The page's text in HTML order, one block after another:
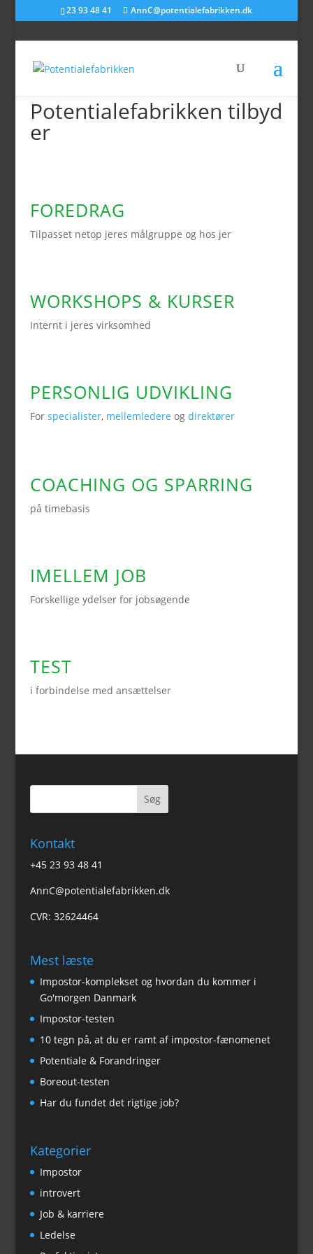
23 93 48 41 AnnC@potentialefabrikken.dk
Potentialefabrikken tilbyd
er
FOREDRAG
Tilpasset netop jeres målgruppe og hos jer
WORKSHOPS & KURSER
Internt i jeres virksomhed
PERSONLIG UDVIKLING
For specialister, mellemledere og direktører
COACHING OG SPARRING
på timebasis
IMELLEM JOB
Forskellige ydelser for jobsøgende
TEST
i forbindelse med ansættelser
Kontakt
+45 23 93 48 41
AnnC@potentialefabrikken.dk
CVR: 32624464
Mest læste
Impostor-komplekset og hvordan du kommer i
Go'morgen Danmark
Impostor-testen
10 tegn på, at du er ramt af impostor-fænomenet
Potentiale & Forandringer
Boreout-testen
Har du fundet det rigtige job?
Kategorier
Impostor
introvert
Job & karriere
Ledelse